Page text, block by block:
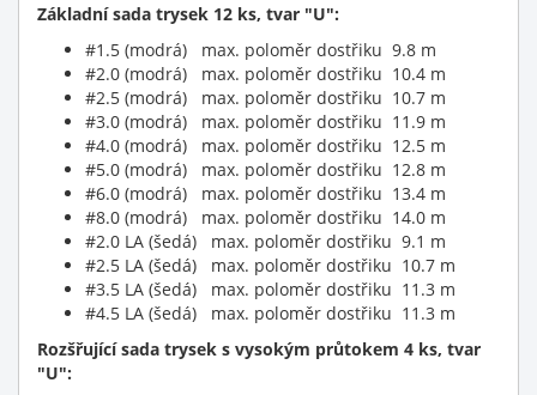
Základní sada trysek 12 ks, tvar "U":
#1.5 (modrá) max. poloměr dostřiku 9.8 m
#2.0 (modrá) max. poloměr dostřiku 10.4 m
#2.5 (modrá) max. poloměr dostřiku 10.7 m
#3.0 (modrá) max. poloměr dostřiku 11.9 m
#4.0 (modrá) max. poloměr dostřiku 12.5 m
#5.0 (modrá) max. poloměr dostřiku 12.8 m
#6.0 (modrá) max. poloměr dostřiku 13.4 m
#8.0 (modrá) max. poloměr dostřiku 14.0 m
#2.0 LA (šedá) max. poloměr dostřiku 9.1 m
#2.5 LA (šedá) max. poloměr dostřiku 10.7 m
#3.5 LA (šedá) max. poloměr dostřiku 11.3 m
#4.5 LA (šedá) max. poloměr dostřiku 11.3 m
Rozšřující sada trysek s vysokým průtokem 4 ks, tvar
"U":